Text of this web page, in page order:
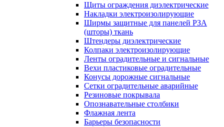
Щиты ограждения диэлектрические
Накладки электроизолирующие
Ширмы защитные для панелей РЗА
(шторы) ткань
Штендеры диэлектрические
Колпаки электроизолирующие
Ленты оградительные и сигнальные
Вехи пластиковые оградительные
Конусы дорожные сигнальные
Сетки оградительные аварийные
Резиновые покрывала
Опознавательные столбики
Флажная лента
Барьеры безопасности